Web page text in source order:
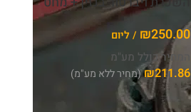
₪250.00 / ליום
המחיר כולל מע"מ
₪211.86 (מחיר ללא מע"מ)